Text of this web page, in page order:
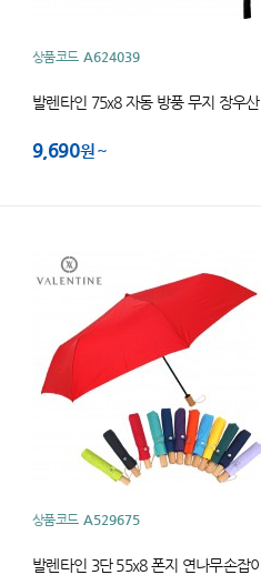
상품코드 A624039
발렌타인 75x8 자동 방풍 무지 장우산
9,690원
상품코드 A529675
발렌타인 3단 55x8 폰지 연나무손잡이